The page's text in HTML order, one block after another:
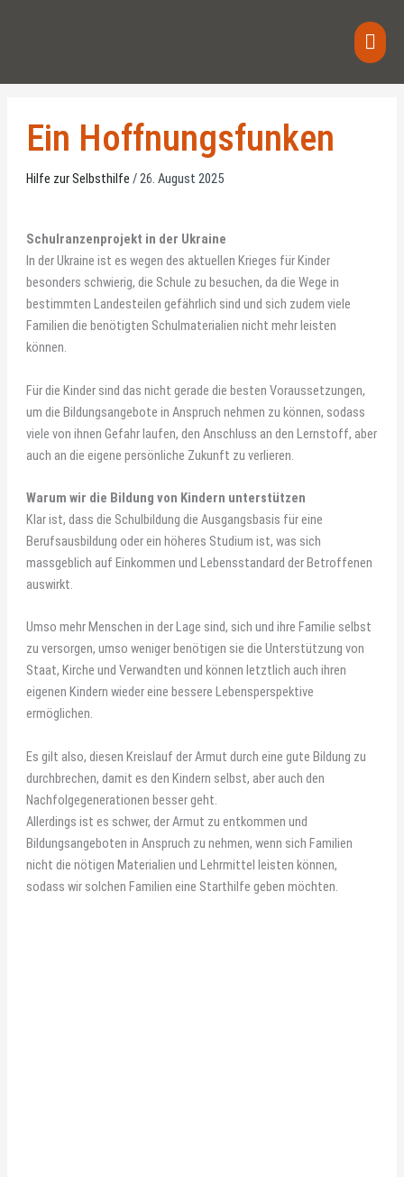
Main
Ein Hoffnungsfunken
Hilfe zur Selbsthilfe /26. August 2025
Schulranzenprojekt in der Ukraine
In der Ukraine ist es wegen des aktuellen Krieges für Kinder
besonders schwierig, die Schule zu besuchen, da die Wege in
bestimmten Landesteilen gefährlich sind und sich zudem viele
Familien die benötigten Schulmaterialien nicht mehr leisten
können.
Für die Kinder sind das nicht gerade die besten Voraussetzungen,
um die Bildungsangebote in Anspruch nehmen zu können, sodass
viele von ihnen Gefahr laufen, den Anschluss an den Lernstoff, aber
auch an die eigene persönliche Zukunft zu verlieren.
Warum wir die Bildung von Kindern unterstützen
Klar ist, dass die Schulbildung die Ausgangsbasis für eine
Berufsausbildung oder ein höheres Studium ist, was sich
massgeblich auf Einkommen und Lebensstandard der Betroffenen
auswirkt.
Umso mehr Menschen in der Lage sind, sich und ihre Familie selbst
zu versorgen, umso weniger benötigen sie die Unterstützung von
Staat, Kirche und Verwandten und können letztlich auch ihren
eigenen Kindern wieder eine bessere Lebensperspektive
ermöglichen.
Es gilt also, diesen Kreislauf der Armut durch eine gute Bildung zu
durchbrechen, damit es den Kindern selbst, aber auch den
Nachfolgegenerationen besser geht.
Allerdings ist es schwer, der Armut zu entkommen und
Bildungsangeboten in Anspruch zu nehmen, wenn sich Familien
nicht die nötigen Materialien und Lehrmittel leisten können,
sodass wir solchen Familien eine Starthilfe geben möchten.